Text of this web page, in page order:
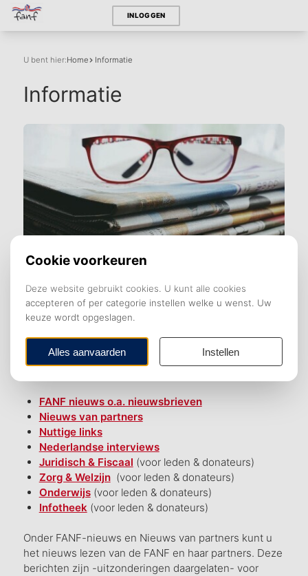
INLOGGEN
U bent hier:Home Informatie
Informatie
Eén van de hoofddoelstellingen van de FANF is
Nederlanders te informeren over zaken die van
belang zijn voor hun (dagelijks) leven in Frankrijk.
We doen dit door actuele artikelen te publiceren
met betrekking tot de thema’s
FANF nieuws o.a. nieuwsbrieven
Nieuws van partners
Nuttige links
Nederlandse interviews
Juridisch & Fiscaal (voor leden & donateurs)
Zorg & Welzijn (voor leden & donateurs)
Onderwijs (voor leden & donateurs)
Infotheek (voor leden & donateurs)
Onder FANF-nieuws en Nieuws van partners kunt u
het nieuws lezen van de FANF en haar partners. Deze
berichten zijn -uitzonderingen daargelaten- voor